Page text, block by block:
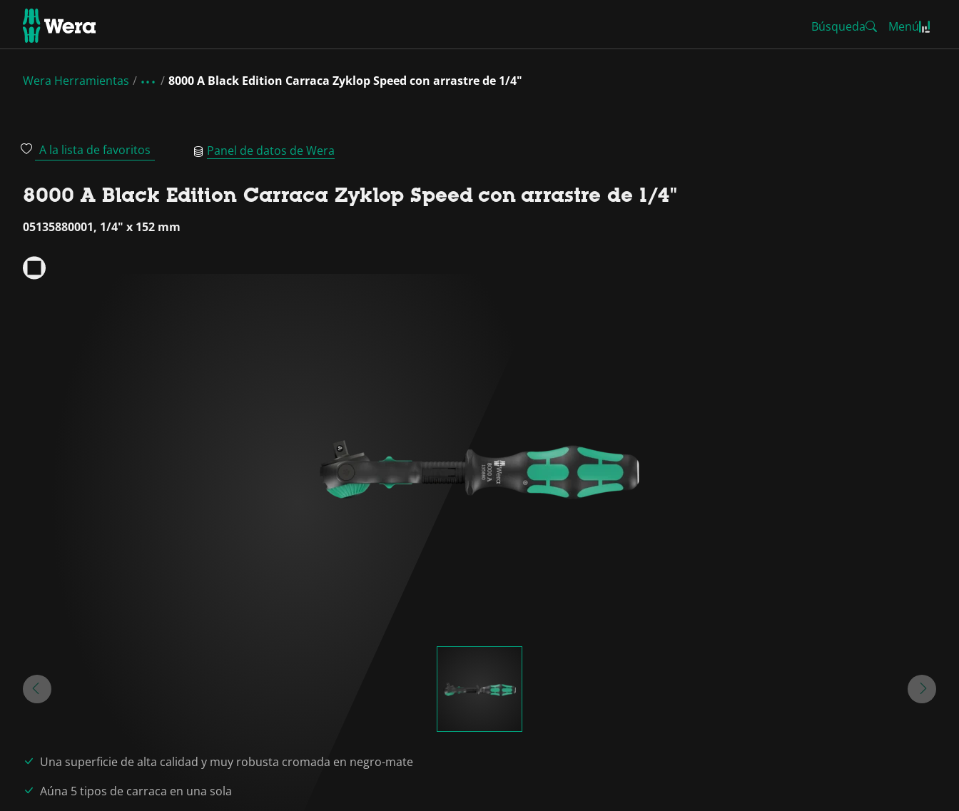
Búsqueda Menú
Wera Herramientas 8000 A Black Edition Carraca Zyklop Speed con arrastre de 1/4"
A la lista de favoritos Panel de datos de Wera
8000 A Black Edition Carraca Zyklop Speed con arrastre de 1/4"
05135880001, 1/4" x 152 mm
Una superficie de alta calidad y muy robusta cromada en negro-mate
Aúna 5 tipos de carraca en una sola